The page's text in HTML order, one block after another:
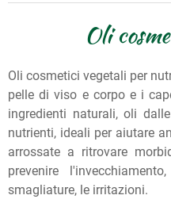
Oli
Oli cosmetici vegetali per
pelle di viso e corpo e i
ingredienti naturali, oli
nutrienti, ideali per aiutare
arrossate a ritrovare
prevenire
smagliature, le irritazioni.